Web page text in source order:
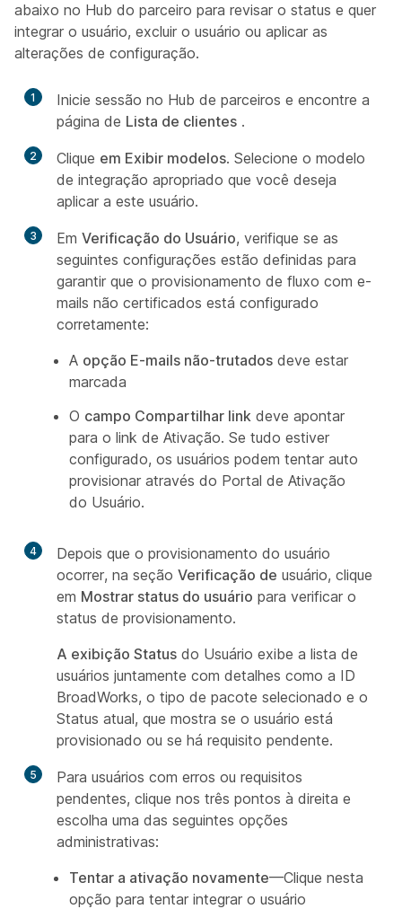
abaixo no Hub do parceiro para revisar o status e quer
integrar o usuário, excluir o usuário ou aplicar as
alterações de configuração.
1
Inicie sessão no Hub de parceiros e encontre a
página de Lista de clientes .
2 Clique em Exibir modelos. Selecione o modelo
de integração apropriado que você deseja
aplicar a este usuário.
3 Em Verificação do Usuário, verifique se as
seguintes configurações estão definidas para
garantir que o provisionamento de fluxo com e-
mails não certificados está configurado
corretamente:
A opção E-mails não-trutados deve estar
marcada
O campo Compartilhar link deve apontar
para o link de Ativação. Se tudo estiver
configurado, os usuários podem tentar auto
provisionar através do Portal de Ativação
do Usuário.
4
Depois que o provisionamento do usuário
ocorrer, na seção Verificação de usuário, clique
em Mostrar status do usuário para verificar o
status de provisionamento.
A exibição Status do Usuário exibe a lista de
usuários juntamente com detalhes como a ID
BroadWorks, o tipo de pacote selecionado e o
Status atual, que mostra se o usuário está
provisionado ou se há requisito pendente.
5
Para usuários com erros ou requisitos
pendentes, clique nos três pontos à direita e
escolha uma das seguintes opções
administrativas:
Tentar a ativação novamente—Clique nesta
opção para tentar integrar o usuário